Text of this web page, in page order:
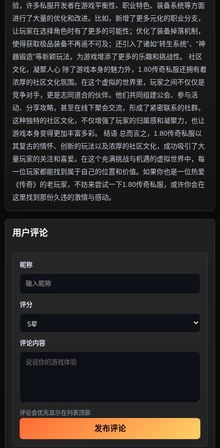
验，许多私服开发者在游戏平衡性、职业特色、装备系统等方面
进行了大量的优化和改进。比如，新增了更多元化的职业分支，
让玩家在选择角色时有了更多的可能性；优化了装备掉落机制，
使得获取极品装备不再遥不可及；还引入了诸如“转生系统”、“神
器锻造”等新颖玩法，为游戏增添了更多的乐趣和挑战性。 社区
文化，凝聚人心 除了游戏本身的魅力外，1.80传奇私服还拥有着
浓厚的社区文化氛围。在这个虚拟的世界里，玩家之间不仅仅是
竞争对手，更是志同道合的伙伴。他们共同组建公会、参与活
动、分享攻略，甚至在线下聚会交流，形成了紧密联系的社群。
这种独特的社区文化，不仅增强了玩家的归属感和凝聚力，也让
游戏本身变得更加丰富多彩。 结语 总而言之，1.80传奇私服以
其复古的情怀、创新的玩法以及浓厚的社区文化，成功吸引了大
量玩家的关注和喜爱。在这个充满挑战与机遇的虚拟世界中，每
一位玩家都能找到属于自己的位置和价值。如果你也是一位热爱
《传奇》的老玩家，不妨来尝试一下1.80传奇私服，或许你会在
这里找到那份久违的激情与感动。
用户评论
昵称
评分
评论内容
评论会优先显示在列表顶部
发布评论